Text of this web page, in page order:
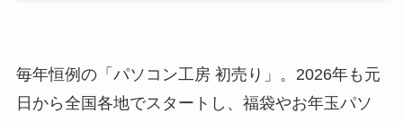
毎年恒例の「パソコン工房 初売り」。2026年も元
日から全国各地でスタートし、福袋やお年玉パソ